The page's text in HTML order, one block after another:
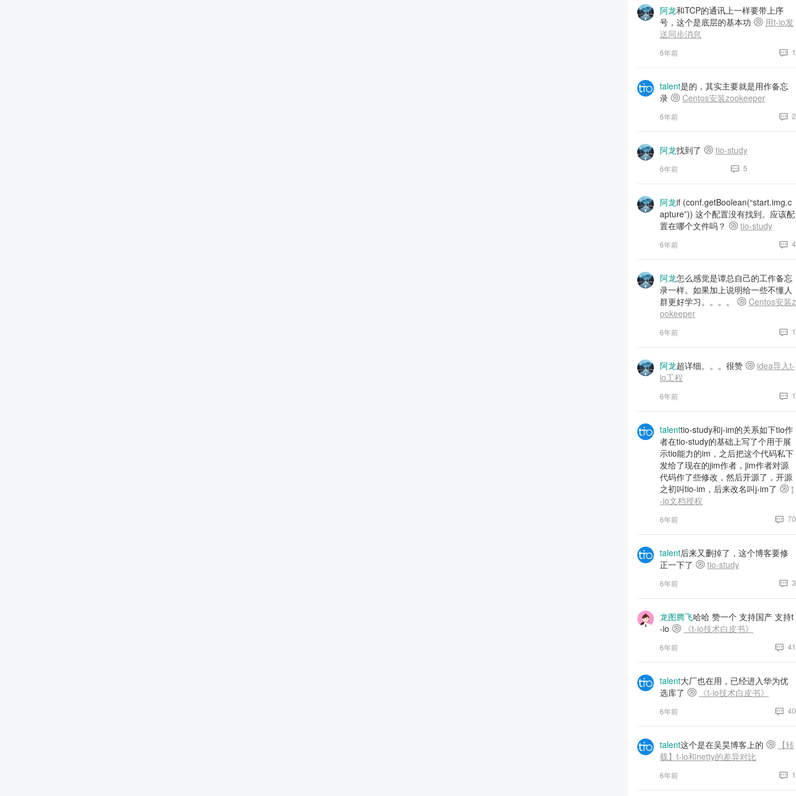
阿龙和TCP的通讯上一样要带上序
号，这个是底层的基本功
用t-io发
送同步消息
6年前 1
talent是的，其实主要就是用作备忘
录
Centos安装zookeeper
6年前 2
阿龙找到了 tio-study
6年前 5
阿龙if (conf.getBoolean(“start.img.c
apture”)) 这个配置没有找到。应该配
置在哪个文件吗？
tio-study
6年前 4
阿龙怎么感觉是谭总自己的工作备忘
录一样。如果加上说明给一些不懂人
群更好学习。。。。
Centos安装z
ookeeper
6年前 1
阿龙超详细。。。很赞
idea导入t-
io工程
6年前 1
talenttio-study和j-im的关系如下tio作
者在tio-study的基础上写了个用于展
示tio能力的im，之后把这个代码私下
发给了现在的jim作者，jim作者对源
代码作了些修改，然后开源了，开源
之初叫tio-im，后来改名叫j-im了
t
-io文档授权
6年前 70
talent后来又删掉了，这个博客要修
正一下了
tio-study
6年前 3
龙图腾飞哈哈 赞一个 支持国产 支持t
-io
《t-io技术白皮书》
6年前 41
talent大厂也在用，已经进入华为优
选库了
《t-io技术白皮书》
6年前 40
talent这个是在吴昊博客上的
【转
载】t-io和netty的差异对比
6年前 1